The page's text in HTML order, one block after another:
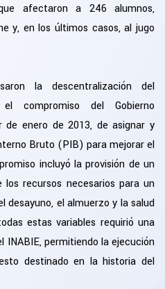
afectaron a 246 alumnos,
y, en los últimos casos, al jugo
la descentralización del
compromiso del Gobierno
de enero de 2013, de asignar y
Bruto (PIB) para mejorar el
incluyó la provisión de un
recursos necesarios para un
desayuno, el almuerzo y la salud
estas variables requirió una
permitiendo la ejecución
destinado en la historia del